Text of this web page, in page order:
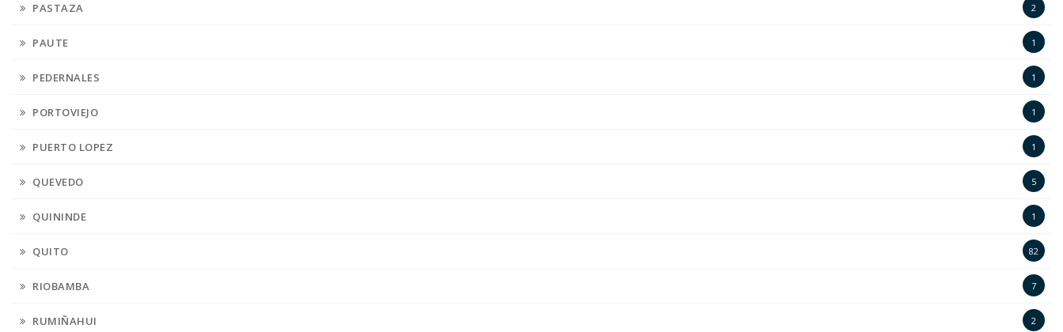
PASTAZA 2
PAUTE 1
PEDERNALES 1
PORTOVIEJO 1
PUERTO LOPEZ 1
QUEVEDO 5
QUININDE 1
QUITO 82
RIOBAMBA 7
RUMIÑAHUI 2